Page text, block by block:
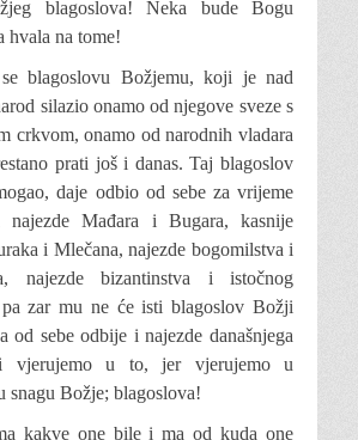
blagoslova! Neka bude Bogu
hvala na tome!
blagoslovu Božjemu, koji je nad
silazio onamo od njegove sveze s
crkvom, onamo od narodnih vladara
prati još i danas. Taj blagoslov
daje odbio od sebe za vrijeme
najezde Mađara i Bugara, kasnije
i Mlečana, najezde bogomilstva i
najezde bizantinstva i istočnog
zar mu ne će isti blagoslov Božji
od sebe odbije i najezde današnjega
vjerujemo u to, jer vjerujemo u
snagu Božje; blagoslova!
kakve one bile i ma od kuda one